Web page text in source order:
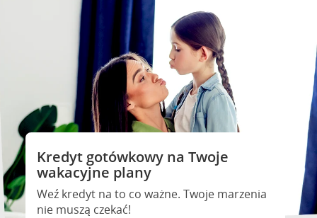
Kredyt gotówkowy na Twoje
wakacyjne plany
Weź kredyt na to co ważne. Twoje marzenia
nie muszą czekać!